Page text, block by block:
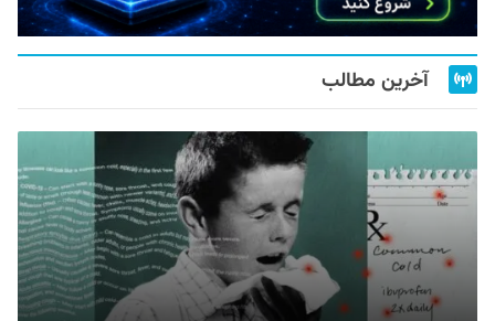
آخرین مطالب